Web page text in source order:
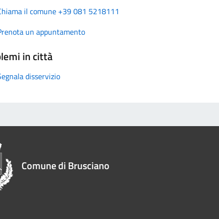
il comune +39 081 5218111
un appuntamento
in città
disservizio
Comune di Brusciano